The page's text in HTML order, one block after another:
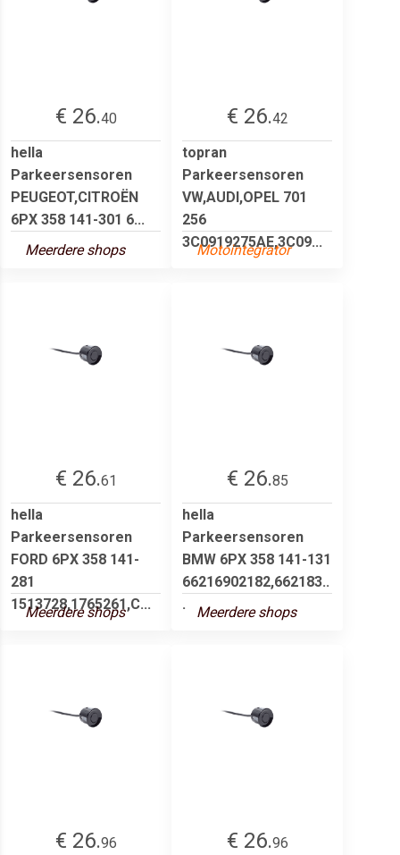
€ 26.40
hella
Parkeersensoren
PEUGEOT,CITROËN
6PX 358 141-301 6...
Meerdere shops
€ 26.42
topran
Parkeersensoren
VW,AUDI,OPEL 701
256
3C0919275AE,3C09...
Motointegrator
€ 26.61
hella
Parkeersensoren
FORD 6PX 358 141-
281
1513728,1765261,C...
Meerdere shops
€ 26.85
hella
Parkeersensoren
BMW 6PX 358 141-131
66216902182,662183..
.
Meerdere shops
€ 26.96
€ 26.96